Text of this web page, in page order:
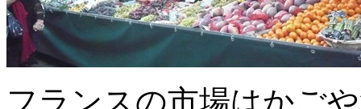
フランスの市場はかご